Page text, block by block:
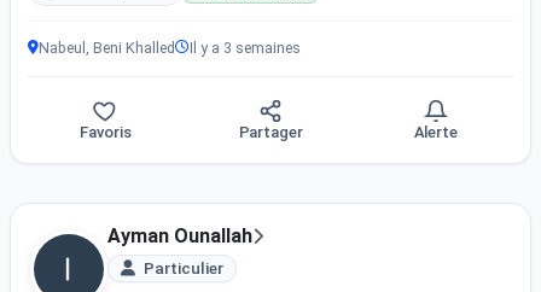
Nabeul, Beni Khalled Il y a 3 semaines
Favoris Partager Alerte
Ayman Ounallah
Particulier